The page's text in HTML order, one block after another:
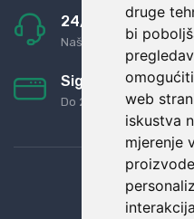
druge
bi
web
iskustva
mjerenje
interakcija
24/7 odlična
Naši agenti uvijek na
Sigurno obročno
Do 24 rata bez kamata